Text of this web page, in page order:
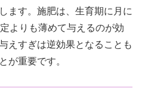
ます。施肥は、生育期に月に
よりも薄めて与えるのが効
えすぎは逆効果となることも
が重要です。